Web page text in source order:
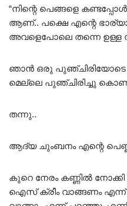
“നിന്റെ പെങ്ങളെ
ആണ്.. പക്ഷെ എന്റെ
അവളെപോലെ തന്നെ ഉള്ള
ഞാൻ ഒരു
മെല്ലെ പുഞ്ചിരിച്ചു
തന്നു..
ആദ്യ ചുംബനം എന്റെ
കുറെ നേരം കണ്ണിൽ
ഐസ് ക്രീം വാങ്ങണം